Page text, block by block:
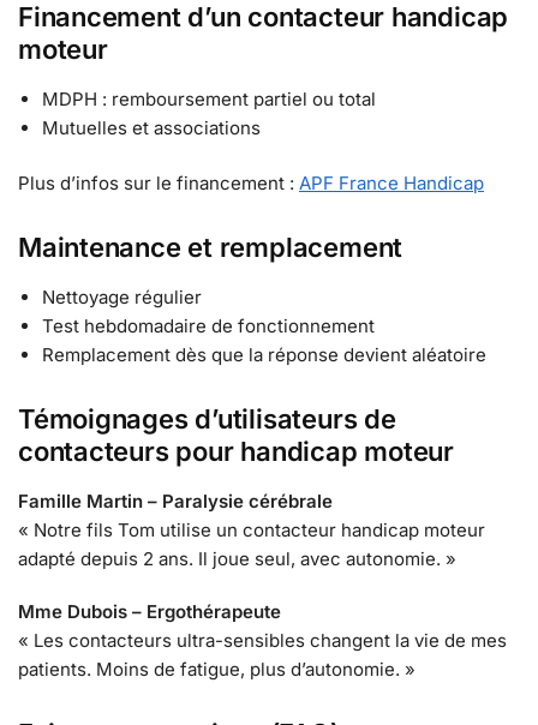
Financement d’un contacteur handicap
moteur
MDPH : remboursement partiel ou total
Mutuelles et associations
Plus d’infos sur le financement : APF France Handicap
Maintenance et remplacement
Nettoyage régulier
Test hebdomadaire de fonctionnement
Remplacement dès que la réponse devient aléatoire
Témoignages d’utilisateurs de
contacteurs pour handicap moteur
Famille Martin – Paralysie cérébrale
« Notre fils Tom utilise un contacteur handicap moteur
adapté depuis 2 ans. Il joue seul, avec autonomie. »
Mme Dubois – Ergothérapeute
« Les contacteurs ultra-sensibles changent la vie de mes
patients. Moins de fatigue, plus d’autonomie. »